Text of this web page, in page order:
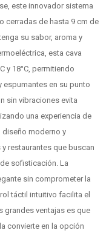
este innovador sistema
cerradas de hasta 9 cm de
su sabor, aroma y
esta cava
y 18°C, permitiendo
en su punto
sin vibraciones evita
una experiencia de
diseño moderno y
restaurantes que buscan
sofisticación. La
sin comprometer la
táctil intuitivo facilita el
grandes ventajas es que
convierte en la opción